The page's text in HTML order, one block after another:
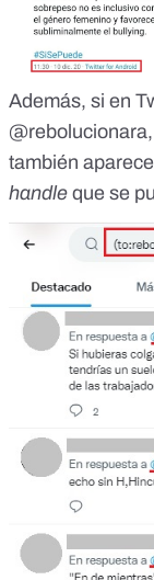
Además, si en
también
handle que se